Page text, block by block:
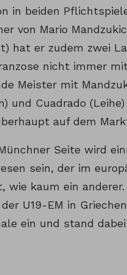
in beiden
von Mario
hat er zudem zwei
nicht immer
Meister mit
und Cuadrado
auf dem
Seite wird
sein, der im
kaum ein
U19-EM in
ein und stand